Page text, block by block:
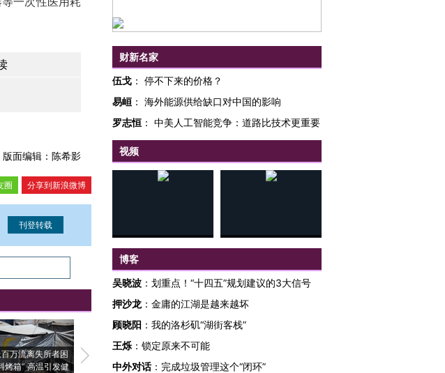
版面编辑：陈希影
分享到新浪微博
圈
万流离失所者困
烤箱” 高温引发健
视线｜HYROX的吸金
术：是什么让中产们甘
马航飞行员跨国走私7万
粒摇头丸 尿检体内含3种
财新名家
伍戈 ： 停不下来的价格？
易峘 ： 海外能源供给缺口对中国的影响
罗志恒 ： 中美人工智能竞争：道路比技术更重要
视频
博客
吴晓波 ： 划重点！“十四五”规划建议的3大信号
押沙龙 ： 金庸的江湖是越来越坏
顾晓阳 ： 我的洛杉矶“湖街客栈”
王烁 ： 锁定原来不可能
中外对话： 完成垃圾管理这个“闭环”